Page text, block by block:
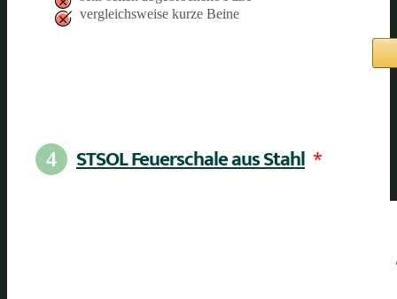
vergleichsweise kurze Beine
4 STSOL Feuerschale aus Stahl *